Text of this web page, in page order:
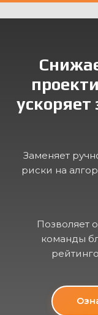
ускоряет
Заменяет
риски на
Позволяет
команды